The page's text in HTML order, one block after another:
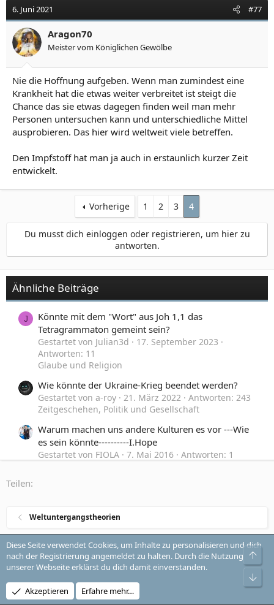
t
i
o
n
e
6. Juni 2021 #77
Aragon70
Meister vom Königlichen Gewölbe
Nie die Hoffnung aufgeben. Wenn man zumindest eine
Krankheit hat die etwas weiter verbreitet ist steigt die
Chance das sie etwas dagegen finden weil man mehr
Personen untersuchen kann und unterschiedliche Mittel
ausprobieren. Das hier wird weltweit viele betreffen.
Den Impfstoff hat man ja auch in erstaunlich kurzer Zeit
entwickelt.
Vorherige 1 2 3 4
Du musst dich einloggen oder registrieren, um hier zu
antworten.
Ähnliche Beiträge
J
Könnte mit dem "Wort" aus Joh 1,1 das
Tetragrammaton gemeint sein?
Gestartet von Julian3d
17. September 2023
Antworten: 11
Glaube und Religion
Wie könnte der Ukraine-Krieg beendet werden?
Gestartet von a-roy 21. März 2022
Antworten: 243
Zeitgeschehen, Politik und Gesellschaft
Warum machen uns andere Kulturen es vor ---Wie
es sein könnte----------I.Hope
Gestartet von FIOLA 7. Mai 2016
Antworten: 1
E
Freimaurer, Illuminaten und andere Geheimbünde
Teilen:
Weltuntergangstheorien
Style-Auswahl
Change style
Hilfe und Impressum
R
S
Diese Seite verwendet Cookies, um Inhalte zu personalisieren und dich
nach der Registrierung angemeldet zu halten. Durch die Nutzung
unserer Webseite erklärst du dich damit einverstanden.
Akzeptieren Erfahre mehr…